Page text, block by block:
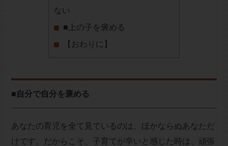
ない
■上の子を褒める
【おわりに】
■自分で自分を褒める
あなたの育児を全て見ているのは、ほかならぬあなただ
けです。だからこそ、子育てが辛いと感じた時は、頑張